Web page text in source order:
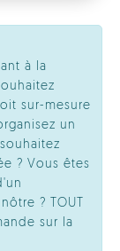
à la
sur-mesure
un
? Vous êtes
? TOUT
sur la